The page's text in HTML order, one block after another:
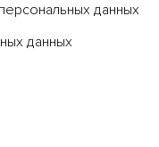
данных
данных